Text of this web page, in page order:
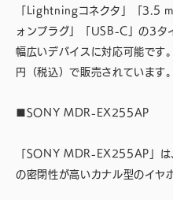
「Lightningコネクタ」「3.5
ォンプラグ」「USB-C」の3タ
幅広いデバイスに対応可能で
円（税込）で販売されています。
■SONY MDR-EX255AP
「SONY MDR-EX255AP」は
の密閉性が高いカナル型のイヤ